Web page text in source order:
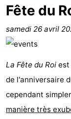
Het
Amsterdamse
Bos
-
Spaarnwoude
Hôtels
Last
Attractions
Fête du
samedi 26 avril
La Fête du Roi est
de l'anniversaire
cependant
manière très